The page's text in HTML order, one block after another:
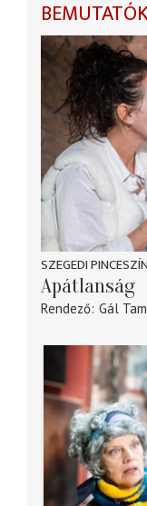
SZEGEDI
Apátlanság
Rendező Gál